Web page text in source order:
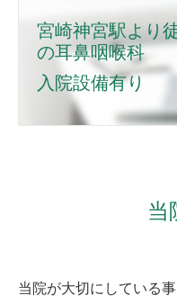
宮崎神宮駅より
の耳鼻咽喉科
入院設備有り
当
当院が大切にしている